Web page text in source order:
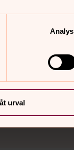
Analys
urval